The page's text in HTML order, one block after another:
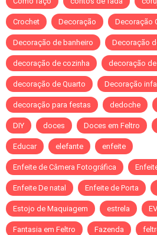
Crochet Decoração Decoração
Decoração de banheiro Decoração
decoração de cozinha decoração
decoração de Quarto Decoração
decoração para festas dedoche
DIY doces Doces em Feltro
Educar elefante enfeite
Enfeite de Câmera Fotográfica
Enfeite De natal Enfeite de Porta
Estojo de Maquiagem estrela
Fantasia em Feltro Fazenda